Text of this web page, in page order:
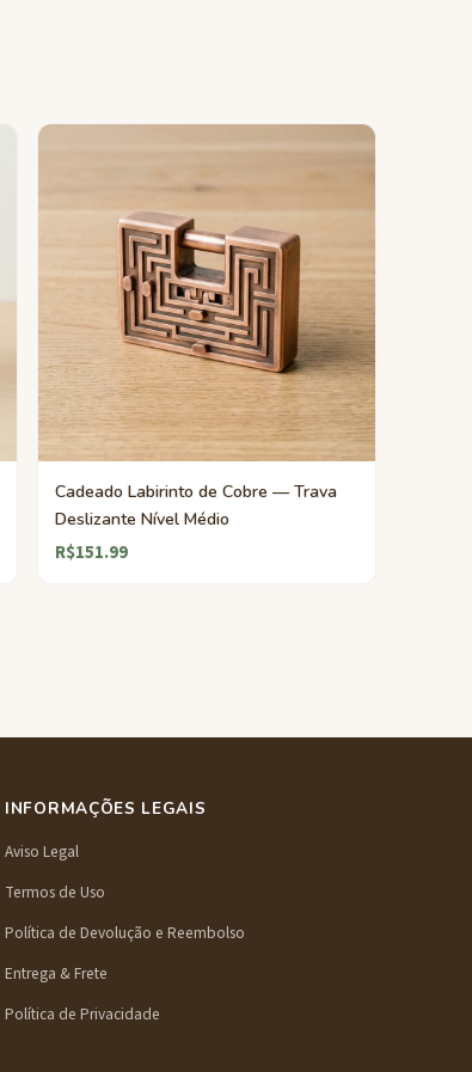
Cadeado Labirinto de Cobre — Trava
Deslizante Nível Médio
R$151.99
INFORMAÇÕES LEGAIS
Aviso Legal
Termos de Uso
Política de Devolução e Reembolso
Entrega & Frete
Política de Privacidade